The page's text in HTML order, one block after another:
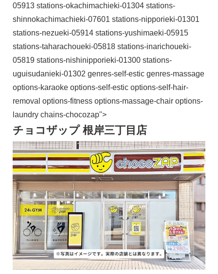
05913 stations-okachimachieki-01304 stations-
shinnokachimachieki-07601 stations-nipporieki-01301
stations-nezueki-05914 stations-yushimaeki-05915
stations-taharachoueki-05818 stations-inarichoueki-
05819 stations-nishinipporieki-01300 stations-
uguisudanieki-01302 genres-self-estic genres-massage
options-karaoke options-self-estic options-self-hair-
removal options-fitness options-massage-chair options-
laundry chains-chocozap">
チョコザップ 根岸三丁目店